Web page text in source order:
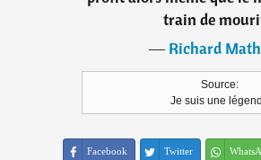
train de
―Richard
Source:
Je suis une
Facebook Twitter